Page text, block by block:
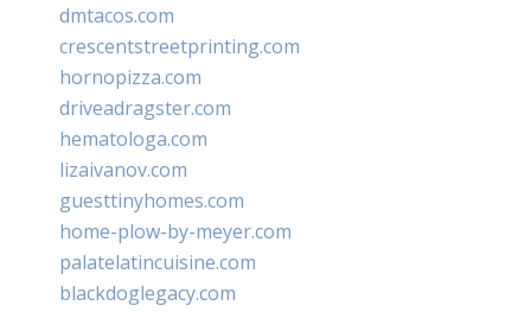
dmtacos.com
crescentstreetprinting.com
hornopizza.com
driveadragster.com
hematologa.com
lizaivanov.com
guesttinyhomes.com
home-plow-by-meyer.com
palatelatincuisine.com
blackdoglegacy.com